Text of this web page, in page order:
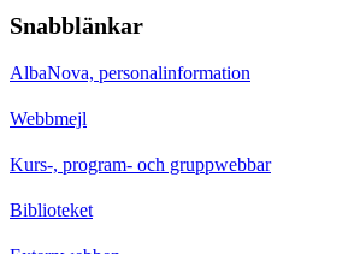
Snabblänkar
AlbaNova, personalinformation
Webbmejl
Kurs-, program- och gruppwebbar
Biblioteket